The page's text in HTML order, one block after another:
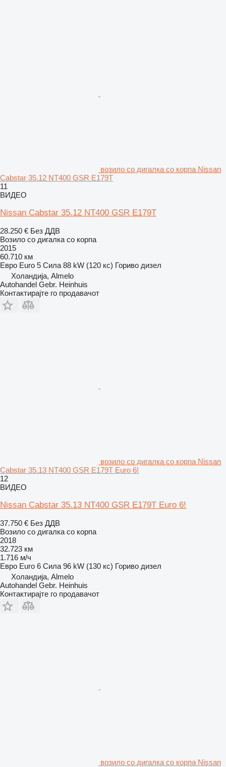
возило со дигалка со корпа Nissan
Cabstar 35.12 NT400 GSR E179T
11
ВИДЕО
Nissan Cabstar 35.12 NT400 GSR E179T
28.250 € Без ДДВ
Возило со дигалка со корпа
2015
60.710 км
Евро Euro 5 Сила 88 kW (120 кс) Гориво дизел
Холандија, Almelo
Autohandel Gebr. Heinhuis
Контактирајте го продавачот
возило со дигалка со корпа Nissan
Cabstar 35.13 NT400 GSR E179T Euro 6!
12
ВИДЕО
Nissan Cabstar 35.13 NT400 GSR E179T Euro 6!
37.750 € Без ДДВ
Возило со дигалка со корпа
2018
32.723 км
1.716 м/ч
Евро Euro 6 Сила 96 kW (130 кс) Гориво дизел
Холандија, Almelo
Autohandel Gebr. Heinhuis
Контактирајте го продавачот
возило со дигалка со корпа Nissan